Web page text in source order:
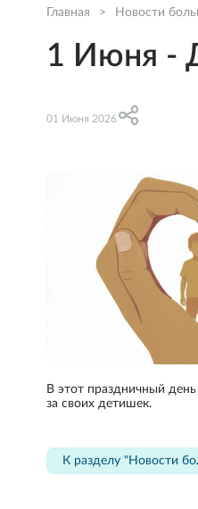
Главная > Новости
1 Июня -
01 Июня 2026
В этот праздничный
за своих детишек.
К разделу "Новости